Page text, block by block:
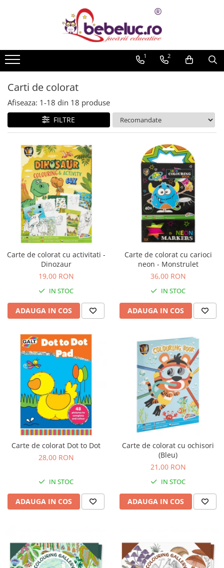
Toate Produsele
Jucarii pe varste
Jucarii educative
Jucarii magnetice
Cuburi de construit
Seturi Experimente pentru copii
Organele Corpului Uman
Roboti de jucarie
Jucarii Creativitate
Lucru manual copii
Plastilina
Seturi de desen
Seturi de pictura pentru copii
Tatuaje Copii
Nisip kinetic
Jucarii interactive
Proiector pentru copii
Caruseluri muzicale
Storytelling
Bucatarii pentru copii
Banc de lucru pentru copii
Papusi de mana
Casa de papusi
Bormasina magica
Costum Halloween Copii
Papusi si Bebelusi Reborn
Animale de jucarie
Jucarii cu Dinozauri
Figurine plus
Figurine
Jucarii cu alfabet
Jucarii cu cifre
1 2
Carti de colorat
Afiseaza: 1-18 din 18 produse
FILTRE
Carte de colorat cu activitati -
Dinozaur
19,00 RON
IN STOC
ADAUGA IN COS
Carte de colorat cu carioci
neon - Monstrulet
36,00 RON
IN STOC
ADAUGA IN COS
Carte de colorat Dot to Dot
28,00 RON
IN STOC
ADAUGA IN COS
Carte de colorat cu ochisori
(Bleu)
21,00 RON
IN STOC
ADAUGA IN COS